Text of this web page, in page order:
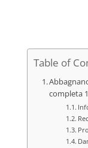
Table of
completa